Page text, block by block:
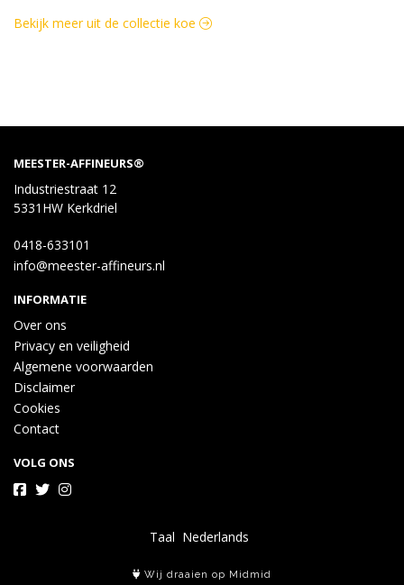
Bekijk meer uit de collectie koe
MEESTER-AFFINEURS®
Industriestraat 12
5331HW Kerkdriel
0418-633101
info@meester-affineurs.nl
INFORMATIE
Over ons
Privacy en veiligheid
Algemene voorwaarden
Disclaimer
Cookies
Contact
VOLG ONS
Taal
Wij draaien op Midmid